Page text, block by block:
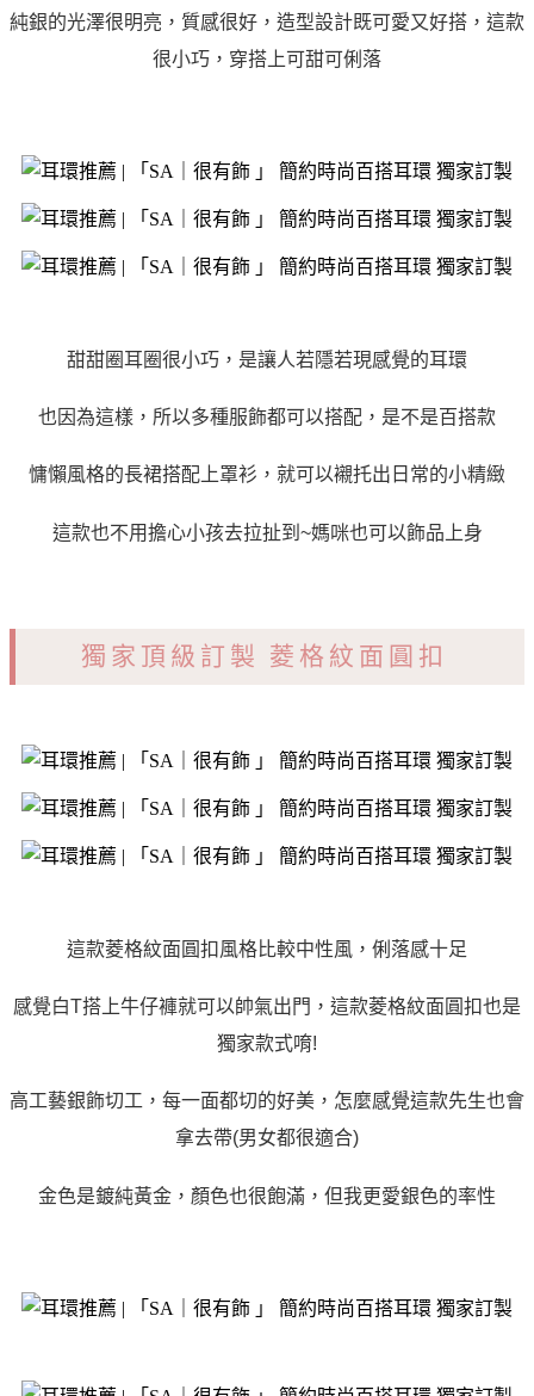
純銀的光澤很明亮，質感很好，造型設計既可愛又好搭，這款
很小巧，穿搭上可甜可俐落
甜甜圈耳圈很小巧，是讓人若隱若現感覺的耳環
也因為這樣，所以多種服飾都可以搭配，是不是百搭款
慵懶風格的長裙搭配上罩衫，就可以襯托出日常的小精緻
這款也不用擔心小孩去拉扯到~媽咪也可以飾品上身
獨家頂級訂製 菱格紋面圓扣
這款菱格紋面圓扣風格比較中性風，俐落感十足
感覺白T搭上牛仔褲就可以帥氣出門，這款菱格紋面圓扣也是
獨家款式唷!
高工藝銀飾切工，每一面都切的好美，怎麼感覺這款先生也會
拿去帶(男女都很適合)
金色是鍍純黃金，顏色也很飽滿，但我更愛銀色的率性